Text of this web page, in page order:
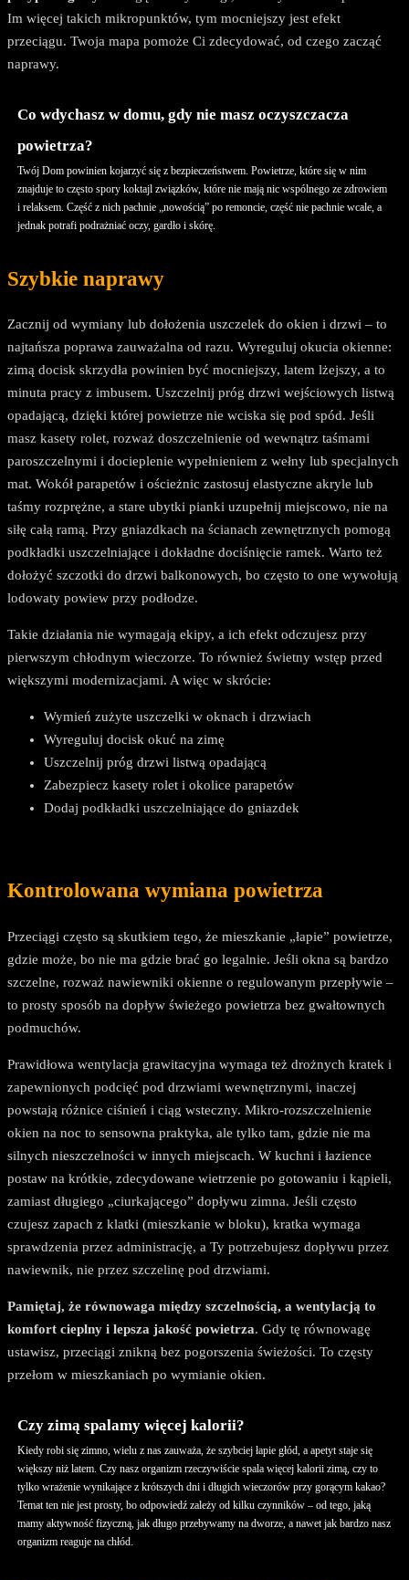
Im więcej takich mikropunktów, tym mocniejszy jest efekt
przeciągu. Twoja mapa pomoże Ci zdecydować, od czego zacząć
naprawy.
Co wdychasz w domu, gdy nie masz oczyszczacza
powietrza?
Twój Dom powinien kojarzyć się z bezpieczeństwem. Powietrze, które się w nim
znajduje to często spory koktajl związków, które nie mają nic wspólnego ze zdrowiem
i relaksem. Część z nich pachnie „nowością” po remoncie, część nie pachnie wcale, a
jednak potrafi podrażniać oczy, gardło i skórę.
Szybkie naprawy
Zacznij od wymiany lub dołożenia uszczelek do okien i drzwi – to
najtańsza poprawa zauważalna od razu. Wyreguluj okucia okienne:
zimą docisk skrzydła powinien być mocniejszy, latem lżejszy, a to
minuta pracy z imbusem. Uszczelnij próg drzwi wejściowych listwą
opadającą, dzięki której powietrze nie wciska się pod spód. Jeśli
masz kasety rolet, rozważ doszczelnienie od wewnątrz taśmami
paroszczelnymi i docieplenie wypełnieniem z wełny lub specjalnych
mat. Wokół parapetów i ościeżnic zastosuj elastyczne akryle lub
taśmy rozprężne, a stare ubytki pianki uzupełnij miejscowo, nie na
siłę całą ramą. Przy gniazdkach na ścianach zewnętrznych pomogą
podkładki uszczelniające i dokładne dociśnięcie ramek. Warto też
dołożyć szczotki do drzwi balkonowych, bo często to one wywołują
lodowaty powiew przy podłodze.
Takie działania nie wymagają ekipy, a ich efekt odczujesz przy
pierwszym chłodnym wieczorze. To również świetny wstęp przed
większymi modernizacjami. A więc w skrócie:
Wymień zużyte uszczelki w oknach i drzwiach
Wyreguluj docisk okuć na zimę
Uszczelnij próg drzwi listwą opadającą
Zabezpiecz kasety rolet i okolice parapetów
Dodaj podkładki uszczelniające do gniazdek
Kontrolowana wymiana powietrza
Przeciągi często są skutkiem tego, że mieszkanie „łapie” powietrze,
gdzie może, bo nie ma gdzie brać go legalnie. Jeśli okna są bardzo
szczelne, rozważ nawiewniki okienne o regulowanym przepływie –
to prosty sposób na dopływ świeżego powietrza bez gwałtownych
podmuchów.
Prawidłowa wentylacja grawitacyjna wymaga też drożnych kratek i
zapewnionych podcięć pod drzwiami wewnętrznymi, inaczej
powstają różnice ciśnień i ciąg wsteczny. Mikro-rozszczelnienie
okien na noc to sensowna praktyka, ale tylko tam, gdzie nie ma
silnych nieszczelności w innych miejscach. W kuchni i łazience
postaw na krótkie, zdecydowane wietrzenie po gotowaniu i kąpieli,
zamiast długiego „ciurkającego” dopływu zimna. Jeśli często
czujesz zapach z klatki (mieszkanie w bloku), kratka wymaga
sprawdzenia przez administrację, a Ty potrzebujesz dopływu przez
nawiewnik, nie przez szczelinę pod drzwiami.
Pamiętaj, że równowaga między szczelnością, a wentylacją to
komfort cieplny i lepsza jakość powietrza. Gdy tę równowagę
ustawisz, przeciągi znikną bez pogorszenia świeżości. To częsty
przełom w mieszkaniach po wymianie okien.
Czy zimą spalamy więcej kalorii?
Kiedy robi się zimno, wielu z nas zauważa, że szybciej łapie głód, a apetyt staje się
większy niż latem. Czy nasz organizm rzeczywiście spala więcej kalorii zimą, czy to
tylko wrażenie wynikające z krótszych dni i długich wieczorów przy gorącym kakao?
Temat ten nie jest prosty, bo odpowiedź zależy od kilku czynników – od tego, jaką
mamy aktywność fizyczną, jak długo przebywamy na dworze, a nawet jak bardzo nasz
organizm reaguje na chłód.